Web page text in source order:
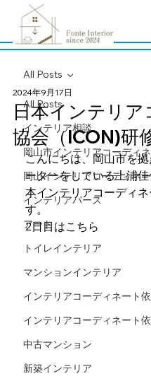
All Posts
インテリア相談
岡山市インテリアコーディ
岡山インテリアコーディネ
インテリアパース
アート
トイレインテリア
マンションインテリア
インテリアコーディネート
インテリアコーディネート
中古マンション
新築インテリア
All Posts
日本インテリ
協会（ICON)研
2024年9月17日
こんにちは、岡山市を
ーターをしている上浦
本インテリアコーディ
す。
2日目はこちら